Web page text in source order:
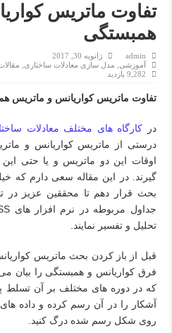
تفاوت ماتریس
همبستگی
admin
ژانویه 30, 2017
آموزشی
مدل سازی معادلات ساختاری
9,282 بازدید
تفاوت ماتریس کواریانس و ماتریس
در کارگاه های مختلف معادلات
درستی از ماتریس کواریانس و
اوقات این دو ماتریس و یا حتی
گیرند. در این مقاله سعی دارم که
بحث قرار دهم تا محققین عزیز در
جداول مربوطه در نرم افزار های
تحلیل و تفسیر نمایند.
قبل از باز کردن بحث ماتریس
فرق کواریانس و همبستگی را بیان
که در دوره های مختلف بر آن تسلط
آشکار را در آن رسم کرده و داده
روی شکل رسم شده درگ کنید.